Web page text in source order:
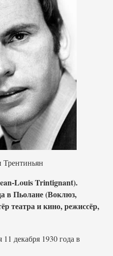
Louis Trintignant).
в Пьолане (Воклюз,
театра и кино, режиссёр,
декабря 1930 года в